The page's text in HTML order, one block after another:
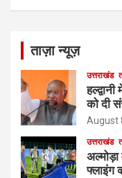
ताज़ा न्यूज़
उत्तराखंड
को दी
August
उत्तराखंड
फ्लाइंग